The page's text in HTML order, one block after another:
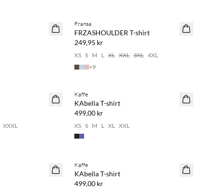
NYHET
Fransa
FRZASHOULDER T-shirt
249,95 kr
XS S M L XL XXL 3XL 4XL
+9
XXXL
NYHET
Kaffe
KAbella T-shirt
499,00 kr
XS S M L XL XXL
NYHET
Kaffe
KAbella T-shirt
499,00 kr